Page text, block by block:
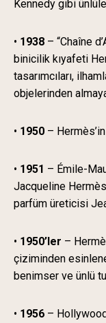
Kennedy gibi
• 1938 – “Chaîne
binicilik kıyafeti
tasarımcıları,
objelerinden
• 1950 –
• 1951 – Émile-
Jacqueline
parfüm üreticisi
• 1950’ler –
çiziminden
benimser ve ünlü
• 1956 –